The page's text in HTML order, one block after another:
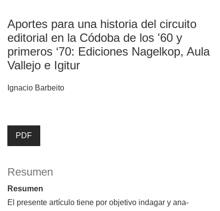
Aportes para una historia del circuito
editorial en la Códoba de los '60 y
primeros ‘70: Ediciones Nagelkop, Aula
Vallejo e Igitur
Ignacio Barbeito
PDF
Resumen
Resumen
El presente artículo tiene por objetivo indagar y ana-